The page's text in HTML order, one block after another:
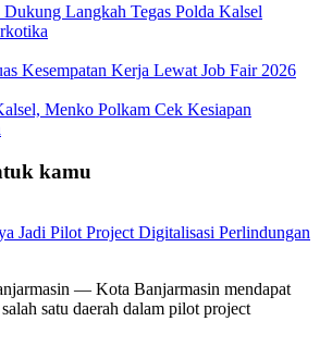
Langkah Tegas Polda Kalsel
Kesempatan Kerja Lewat Job Fair 2026
Menko Polkam Cek Kesiapan
kamu
Jadi Pilot Project Digitalisasi Perlindungan
— Kota Banjarmasin mendapat
satu daerah dalam pilot project